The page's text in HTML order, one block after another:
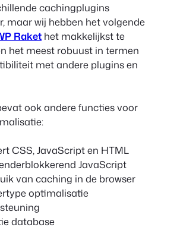
cachingplugins
maar wij hebben het volgende
Raket het makkelijkst te
het meest robuust in termen
met andere plugins en
ook andere functies voor
CSS, JavaScript en HTML
JavaScript
van caching in de browser
optimalisatie
database